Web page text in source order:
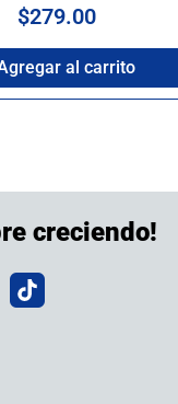
$279.00
al carrito
creciendo!